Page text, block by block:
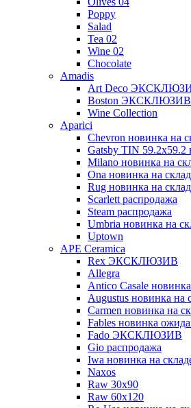
Poppy
Salad
Tea 02
Wine 02
Chocolate
Amadis
Art Deco
Boston ЭКСКЛЮЗИВ
Wine Collection
Aparici
Chevron новинка на
Gatsby TIN 59.2x59.2
Milano новинка на
Ona новинка на
Rug новинка на
Scarlett распродажа
Steam распродажа
Umbria новинка на
Uptown
APE Ceramica
Rex ЭКСКЛЮЗИВ
Allegra
Antico Casale
Augustus новинка на
Carmen новинка на
Fables новинка
Fado ЭКСКЛЮЗИВ
Gio распродажа
Iwa новинка на
Naxos
Raw 30x90
Raw 60х120